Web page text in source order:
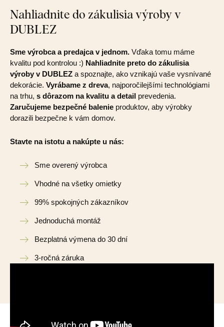
Nahliadnite do zákulisia výroby v
DUBLEZ
Sme výrobca a predajca v jednom. Vďaka tomu máme
kvalitu pod kontrolou :) Nahliadnite preto do zákulisia
výroby v DUBLEZ a spoznajte, ako vznikajú vaše vysnívané
dekorácie. Vyrábame z dreva, najporočilejšími technológiami
na trhu, s dôrazom na kvalitu a detail prevedenia.
Zaručujeme bezpečné balenie produktov, aby výrobky
dorazili bezpečne k vám domov.
Stavte na istotu a nakúpte u nás:
Sme overený výrobca
Vhodné na všetky omietky
99% spokojných zákazníkov
Jednoduchá montáž
Bezplatná výmena do 30 dní
3-ročná záruka